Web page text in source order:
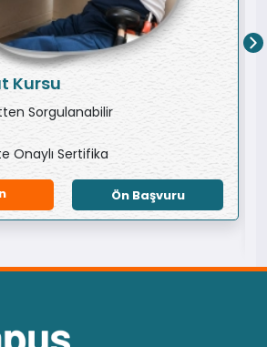
Kursu
Sorgulanabilir
Onaylı Sertifika
Ön Başvuru